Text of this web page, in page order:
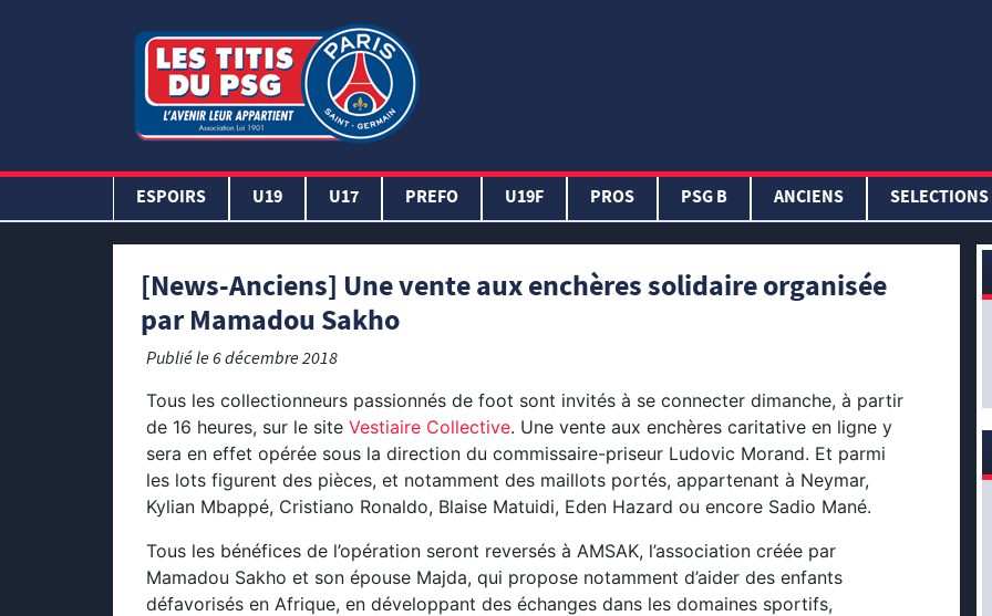
ESPOIRS U19 U17 PREFO U19F PROS PSG B ANCIENS SELECTIONS
[News-Anciens] Une vente aux enchères solidaire organisée
par Mamadou Sakho
Publié le6 décembre 2018
Tous les collectionneurs passionnés de foot sont invités à se connecter dimanche, à partir
de 16 heures, sur le site Vestiaire Collective. Une vente aux enchères caritative en ligne y
sera en effet opérée sous la direction du commissaire-priseur Ludovic Morand. Et parmi
les lots figurent des pièces, et notamment des maillots portés, appartenant à Neymar,
Kylian Mbappé, Cristiano Ronaldo, Blaise Matuidi, Eden Hazard ou encore Sadio Mané.
Tous les bénéfices de l’opération seront reversés à AMSAK, l’association créée par
Mamadou Sakho et son épouse Majda, qui propose notamment d’aider des enfants
défavorisés en Afrique, en développant des échanges dans les domaines sportifs,